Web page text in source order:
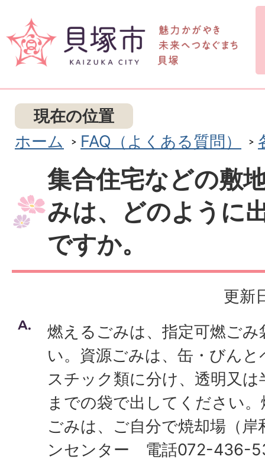
現在の位置
ホーム
FAQ（よくある質問）
集合住宅などの敷
みは、どのように
ですか。
更新
燃えるごみは、指定可燃ご
い。資源ごみは、缶・びん
スチック類に分け、透明又
までの袋で出してください
ごみは、ご自分で焼却場（
ンセンター 電話072-436-